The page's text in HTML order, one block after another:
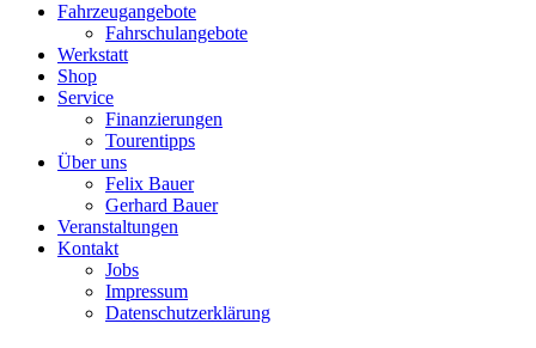
Fahrzeugangebote
Fahrschulangebote
Werkstatt
Shop
Service
Finanzierungen
Tourentipps
Über uns
Felix Bauer
Gerhard Bauer
Veranstaltungen
Kontakt
Jobs
Impressum
Datenschutzerklärung